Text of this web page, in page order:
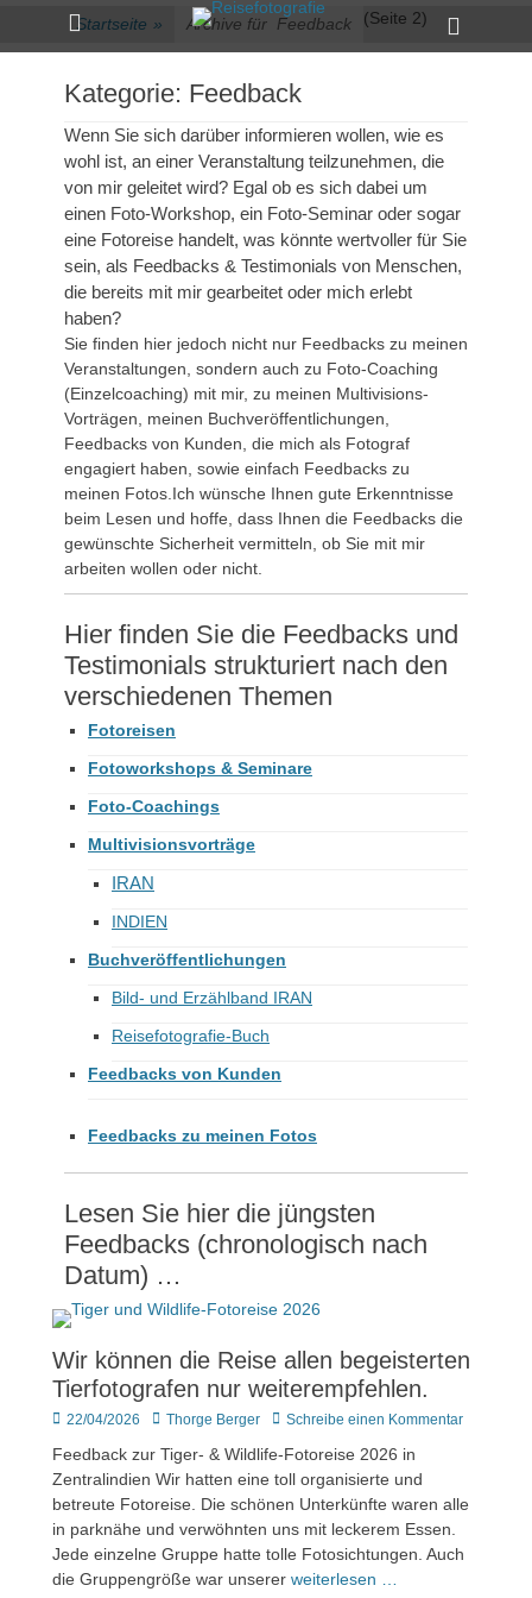
zum
Inhalt
Primärmenü
Toggle
Startseite » Archive für Feedback (Seite 2)
Kategorie: Feedback
Wenn Sie sich darüber informieren wollen, wie es
wohl ist, an einer Veranstaltung teilzunehmen, die
von mir geleitet wird? Egal ob es sich dabei um
einen Foto-Workshop, ein Foto-Seminar oder sogar
eine Fotoreise handelt, was könnte wertvoller für Sie
sein, als Feedbacks & Testimonials von Menschen,
die bereits mit mir gearbeitet oder mich erlebt
haben?
Sie finden hier jedoch nicht nur Feedbacks zu meinen
Veranstaltungen, sondern auch zu Foto-Coaching
(Einzelcoaching) mit mir, zu meinen Multivisions-
Vorträgen, meinen Buchveröffentlichungen,
Feedbacks von Kunden, die mich als Fotograf
engagiert haben, sowie einfach Feedbacks zu
meinen Fotos.Ich wünsche Ihnen gute Erkenntnisse
beim Lesen und hoffe, dass Ihnen die Feedbacks die
gewünschte Sicherheit vermitteln, ob Sie mit mir
arbeiten wollen oder nicht.
Hier finden Sie die Feedbacks und
Testimonials strukturiert nach den
verschiedenen Themen
Fotoreisen
Fotoworkshops & Seminare
Foto-Coachings
Multivisionsvorträge
IRAN
INDIEN
Buchveröffentlichungen
Bild- und Erzählband IRAN
Reisefotografie-Buch
Feedbacks von Kunden
Feedbacks zu meinen Fotos
Lesen Sie hier die jüngsten
Feedbacks (chronologisch nach
Datum) …
Wir können die Reise allen begeisterten
Tierfotografen nur weiterempfehlen.
Veröffentlicht
22/04/2026 Author
Thorge Berger Schreibe einen Kommentar
Feedback zur Tiger- & Wildlife-Fotoreise 2026 in
Zentralindien Wir hatten eine toll organisierte und
betreute Fotoreise. Die schönen Unterkünfte waren alle
in parknähe und verwöhnten uns mit leckerem Essen.
Jede einzelne Gruppe hatte tolle Fotosichtungen. Auch
die Gruppengröße war unserer weiterlesen …